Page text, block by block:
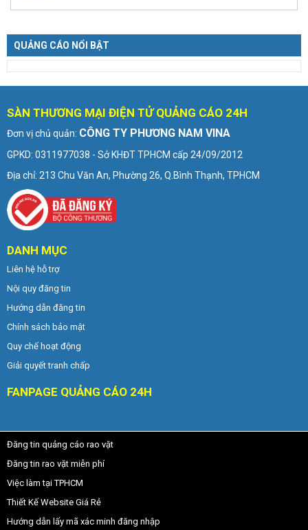
QUẢNG CÁO NỔI BẬT
SÀN THƯƠNG MẠI ĐIỆN TỬ QUẢNG CÁO 24H
Đơn vị chủ quản: CÔNG TY PHƯƠNG NAM VINA
GPKD: 0311977038 - Sở KHĐT TPHCM cấp 24/09/2012
Địa chỉ: 213 Chu Văn An, Phường 26, Q.Bình Thạnh, TPHCM
DANH MỤC
Liên hệ hỗ trợ
Nội quy đăng tin
Hướng dẫn đăng tin
Chính sách bảo mật
Quy chế hoạt động
Giải quyết tranh chấp
FANPAGE QUẢNG CÁO 24H
Đăng tin quảng cáo rao vặt
Đăng tin rao vặt miễn phí
Việc làm tại TPHCM
Thiết Kế Website Giá Rẻ
Hướng dẫn lấy mã xác minh đăng nhập